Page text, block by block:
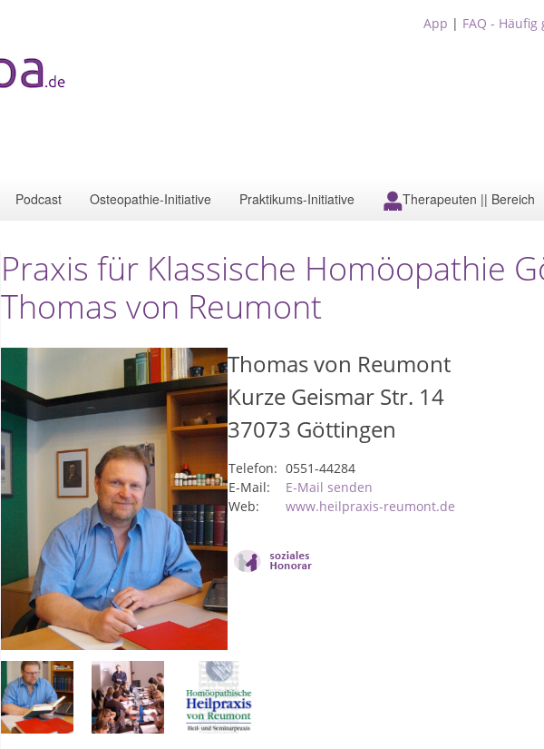
App | FAQ -
Podcast Osteopathie-Initiative Praktikums-Initiative Therapeuten || Bereich
Praxis für Klassische Homöopathie
Thomas von Reumont
Thomas von Reumont
Kurze Geismar Str. 14
37073 Göttingen
Telefon: 0551-44284
E-Mail:
E-Mail senden
Web:
www.heilpraxis-reumont.de